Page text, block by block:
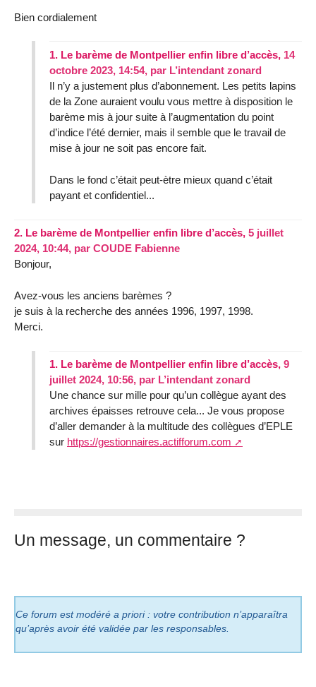
Bien cordialement
1. Le barème de Montpellier enfin libre d’accès, 14
octobre 2023, 14:54, par L’intendant zonard
Il n’y a justement plus d’abonnement. Les petits lapins
de la Zone auraient voulu vous mettre à disposition le
barème mis à jour suite à l’augmentation du point
d’indice l’été dernier, mais il semble que le travail de
mise à jour ne soit pas encore fait.
Dans le fond c’était peut-ètre mieux quand c’était
payant et confidentiel...
2. Le barème de Montpellier enfin libre d’accès, 5 juillet
2024, 10:44, par COUDE Fabienne
Bonjour,
Avez-vous les anciens barèmes ?
je suis à la recherche des années 1996, 1997, 1998.
Merci.
1. Le barème de Montpellier enfin libre d’accès, 9
juillet 2024, 10:56, par L’intendant zonard
Une chance sur mille pour qu’un collègue ayant des
archives épaisses retrouve cela... Je vous propose
d’aller demander à la multitude des collègues d’EPLE
sur https://gestionnaires.actifforum.com
Un message, un commentaire ?
Ce forum est modéré a priori : votre contribution n’apparaîtra
qu’après avoir été validée par les responsables.